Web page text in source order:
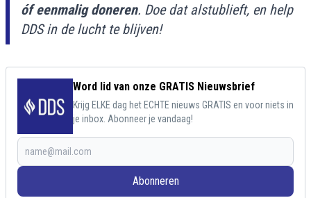
óf eenmalig doneren. Doe dat alstublieft, en help
DDS in de lucht te blijven!
Word lid van onze GRATIS Nieuwsbrief
Krijg ELKE dag het ECHTE nieuws GRATIS en voor niets in
je inbox. Abonneer je vandaag!
Abonneren